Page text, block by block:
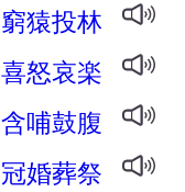
窮猿投林
喜怒哀楽
含哺鼓腹
冠婚葬祭